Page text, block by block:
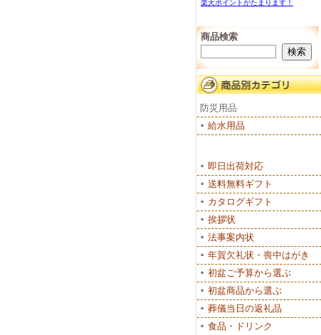
楽天ポイントがたまります！
商品検索
防災用品
給水用品
即日出荷対応
送料無料ギフト
カタログギフト
挨拶状
法事案内状
年賀欠礼状・喪中はがき
初盆ご予算から選ぶ
初盆商品から選ぶ
葬儀当日の返礼品
食品・ドリンク